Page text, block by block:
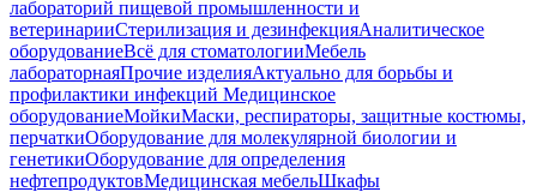
лабораторий пищевой промышленности и
ветеринарииСтерилизация и дезинфекцияАналитическое
оборудованиеВсё для стоматологииМебель
лабораторнаяПрочие изделияАктуально для борьбы и
профилактики инфекций Медицинское
оборудованиеМойкиМаски, респираторы, защитные костюмы,
перчаткиОборудование для молекулярной биологии и
генетикиОборудование для определения
нефтепродуктовМедицинская мебельШкафы